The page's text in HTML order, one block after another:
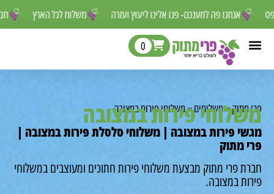
משלוח לכל הארץ אנחנו פה למענכם- פנו אלינו ליעוץ ועזרה לפספס
0
»משלוחים»משלוחי פירות במצובה
פירות במצובה
פירות במצובה | משלוחי סלסלת פירות במצובה |
מתוק
פרי מתוק מבצעת משלוחי פירות חתוכים ומעוצבים במשלוחי
במצובה.